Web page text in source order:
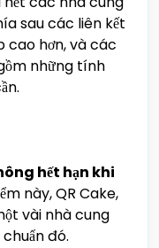
sau các liên kết
cao hơn, và các
những tính
hết hạn khi
này, QR Cake,
vài nhà cung
đó.